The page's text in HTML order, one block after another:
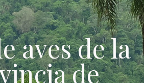
aves de la
de